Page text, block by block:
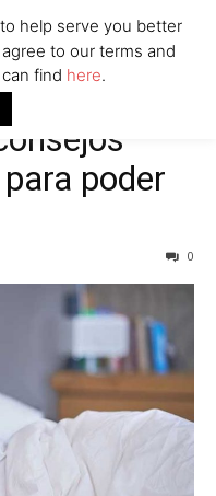
poder
0
help serve you better
to our terms and
find here.